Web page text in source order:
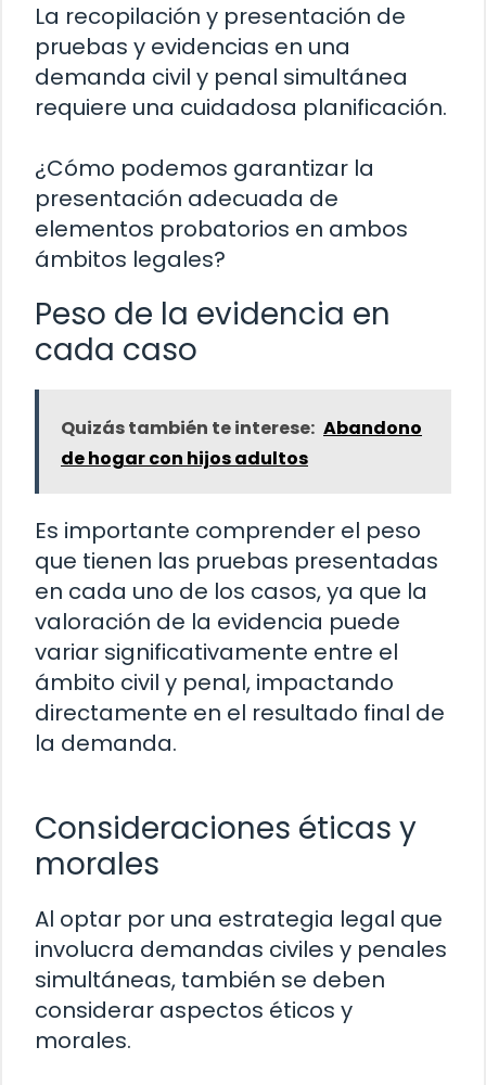
La recopilación y presentación de
pruebas y evidencias en una
demanda civil y penal simultánea
requiere una cuidadosa planificación.
¿Cómo podemos garantizar la
presentación adecuada de
elementos probatorios en ambos
ámbitos legales?
Peso de la evidencia en
cada caso
Quizás también te interese: Abandono
de hogar con hijos adultos
Es importante comprender el peso
que tienen las pruebas presentadas
en cada uno de los casos, ya que la
valoración de la evidencia puede
variar significativamente entre el
ámbito civil y penal, impactando
directamente en el resultado final de
la demanda.
Consideraciones éticas y
morales
Al optar por una estrategia legal que
involucra demandas civiles y penales
simultáneas, también se deben
considerar aspectos éticos y
morales.